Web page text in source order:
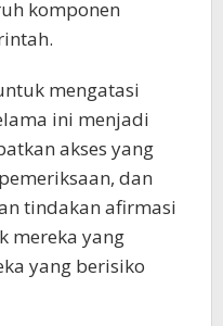
komponen
mengatasi
ini menjadi
akses yang
dan
tindakan afirmasi
mereka yang
yang berisiko